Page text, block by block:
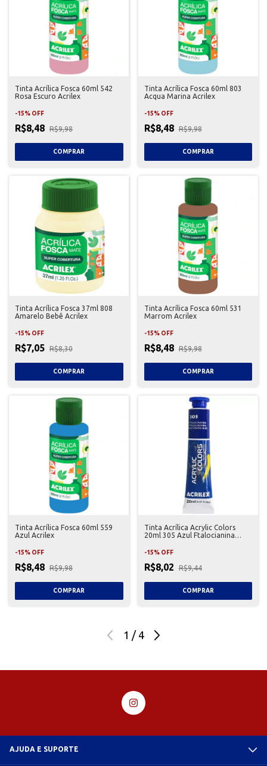
Tinta Acrílica Fosca 60ml 542
Rosa Escuro Acrilex
-15% OFF
R$8,48 R$9,98
Tinta Acrílica Fosca 60ml 803
Acqua Marina Acrilex
-15% OFF
R$8,48 R$9,98
Tinta Acrílica Fosca 37ml 808
Amarelo Bebê Acrilex
-15% OFF
R$7,05 R$8,30
Tinta Acrílica Fosca 60ml 531
Marrom Acrilex
-15% OFF
R$8,48 R$9,98
Tinta Acrílica Fosca 60ml 559
Azul Acrilex
-15% OFF
R$8,48 R$9,98
Tinta Acrílica Acrylic Colors
20ml 305 Azul Ftalocianina
-15% OFF
R$8,02 R$9,44
1 / 4
AJUDA E SUPORTE